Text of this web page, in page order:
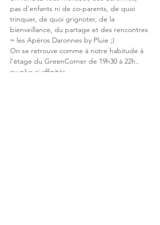
pas d'enfants ni de co-parents, de quoi
trinquer, de quoi grignoter, de la
bienveillance, du partage et des rencontres
= les Apéros Daronnes by Pluie ;)
On se retrouve comme à notre habitude à
l'étage du GreenCorner de 19h30 à 22h..
ou plus si affinités.